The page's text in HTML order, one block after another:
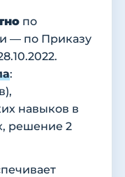
по
— по Приказу
:
навыков в
решение 2